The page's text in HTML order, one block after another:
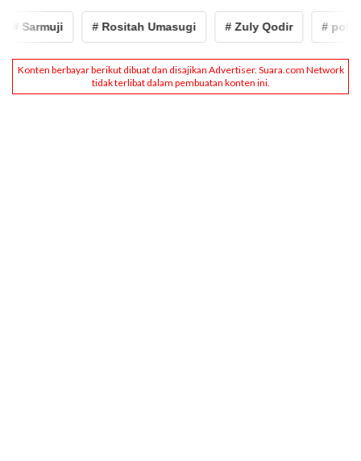
# Rositah Umasugi # Zuly Qodir # politik